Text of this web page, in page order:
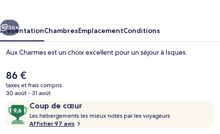
Suivant
36+
PrésentationChambresEmplacementConditions
Aux Charmes est un choix excellent pour un séjour à Isques.
Le
prix
actuel
de
86 €.
86 €
taxes et frais compris
30 août - 31 août
Avis
voyageurs
Coup de cœur
9,6
sur
10,
Les hébergements les mieux notés par les voyageurs
Afficher 97 avis